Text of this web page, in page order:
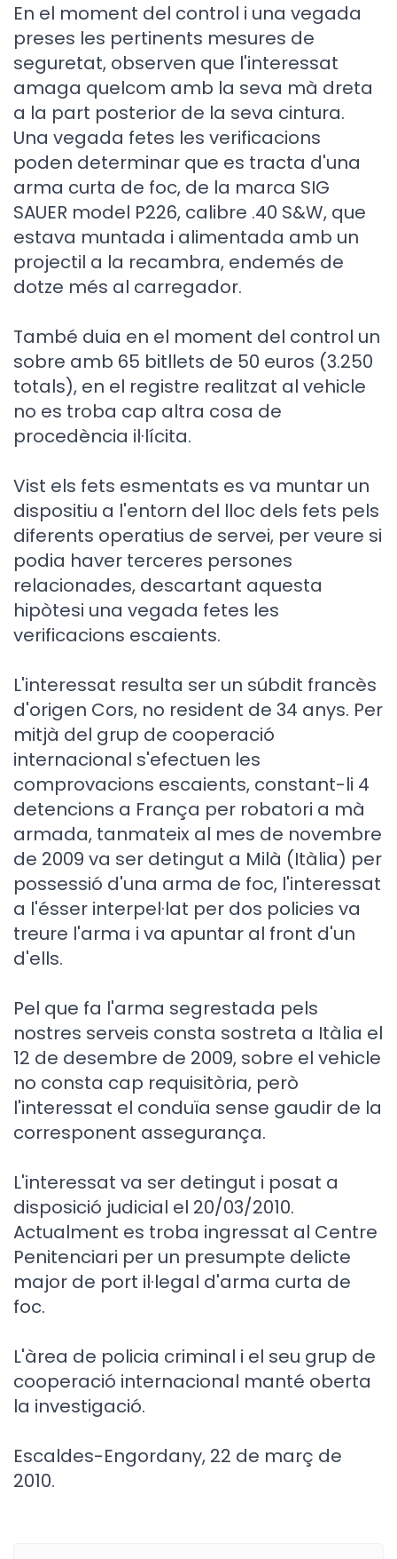
En el moment del control i una vegada
preses les pertinents mesures de
seguretat, observen que l'interessat
amaga quelcom amb la seva mà dreta
a la part posterior de la seva cintura.
Una vegada fetes les verificacions
poden determinar que es tracta d'una
arma curta de foc, de la marca SIG
SAUER model P226, calibre .40 S&W, que
estava muntada i alimentada amb un
projectil a la recambra, endemés de
dotze més al carregador.
També duia en el moment del control un
sobre amb 65 bitllets de 50 euros (3.250
totals), en el registre realitzat al vehicle
no es troba cap altra cosa de
procedència il·lícita.
Vist els fets esmentats es va muntar un
dispositiu a l'entorn del lloc dels fets pels
diferents operatius de servei, per veure si
podia haver terceres persones
relacionades, descartant aquesta
hipòtesi una vegada fetes les
verificacions escaients.
L'interessat resulta ser un súbdit francès
d'origen Cors, no resident de 34 anys. Per
mitjà del grup de cooperació
internacional s'efectuen les
comprovacions escaients, constant-li 4
detencions a França per robatori a mà
armada, tanmateix al mes de novembre
de 2009 va ser detingut a Milà (Itàlia) per
possessió d'una arma de foc, l'interessat
a l'ésser interpel·lat per dos policies va
treure l'arma i va apuntar al front d'un
d'ells.
Pel que fa l'arma segrestada pels
nostres serveis consta sostreta a Itàlia el
12 de desembre de 2009, sobre el vehicle
no consta cap requisitòria, però
l'interessat el conduïa sense gaudir de la
corresponent assegurança.
L'interessat va ser detingut i posat a
disposició judicial el 20/03/2010.
Actualment es troba ingressat al Centre
Penitenciari per un presumpte delicte
major de port il·legal d'arma curta de
foc.
L'àrea de policia criminal i el seu grup de
cooperació internacional manté oberta
la investigació.
Escaldes-Engordany, 22 de març de
2010.